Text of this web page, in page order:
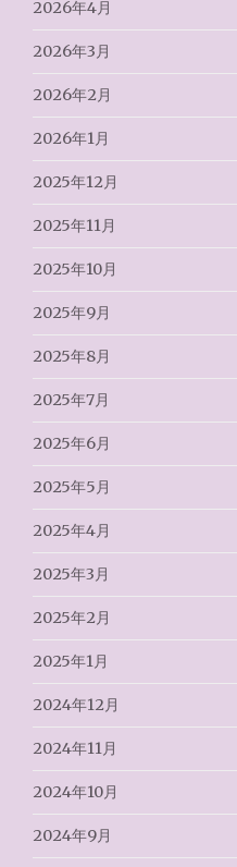
2026年4月
2026年3月
2026年2月
2026年1月
2025年12月
2025年11月
2025年10月
2025年9月
2025年8月
2025年7月
2025年6月
2025年5月
2025年4月
2025年3月
2025年2月
2025年1月
2024年12月
2024年11月
2024年10月
2024年9月